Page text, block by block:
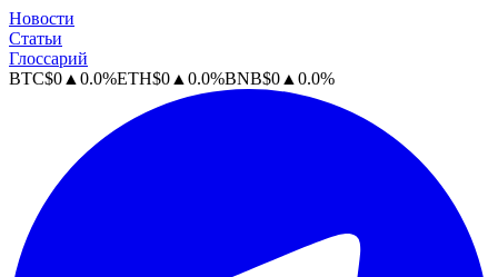
Новости
Статьи
Глоссарий
BTC$0 ▲ 0.0%ETH$0 ▲ 0.0%BNB$0 ▲ 0.0%